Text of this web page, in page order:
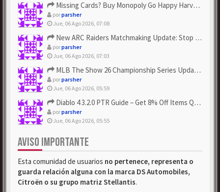
Missing Cards? Buy Monopoly Go Happy Harvest with Looney Tun...
porparsher
Jue, 06 Ago 2026, 07:08
New ARC Raiders Matchmaking Update: Stop Failed - Grab Bluep...
porparsher
Jue, 06 Ago 2026, 07:03
MLB The Show 26 Championship Series Update! Get Cheap & ...
porparsher
Jue, 06 Ago 2026, 05:59
Diablo 4 3.2.0 PTR Guide – Get 8% Off Items Quickly to Test ...
porparsher
Jue, 06 Ago 2026, 05:55
AVISO IMPORTANTE
Esta comunidad de usuarios no pertenece, representa o
guarda relación alguna con la marca DS Automobiles,
Citroën o su grupo matriz Stellantis.